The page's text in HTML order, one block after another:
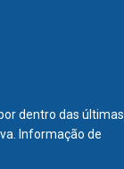
dentro das últimas
Informação de